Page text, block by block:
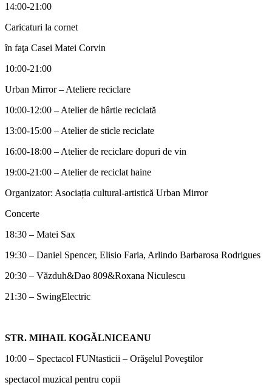
14:00-21:00
Caricaturi la cornet
în faţa Casei Matei Corvin
10:00-21:00
Urban Mirror – Ateliere reciclare
10:00-12:00 – Atelier de hârtie reciclată
13:00-15:00 – Atelier de sticle reciclate
16:00-18:00 – Atelier de reciclare dopuri de vin
19:00-21:00 – Atelier de reciclat haine
Organizator: Asociația cultural-artistică Urban Mirror
Concerte
18:30 – Matei Sax
19:30 – Daniel Spencer, Elisio Faria, Arlindo Barbarosa Rodrigues
20:30 – Văzduh&Dao 809&Roxana Niculescu
21:30 – SwingElectric
STR. MIHAIL KOGĂLNICEANU
10:00 – Spectacol FUNtasticii – Orăşelul Poveştilor
spectacol muzical pentru copii